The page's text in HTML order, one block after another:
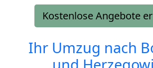
Kostenlose Angebote
Ihr Umzug nach
und